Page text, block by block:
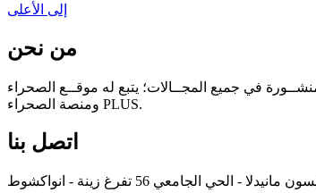
إلى الأعلى
من نحن
في جميع المجــالات؛ يتبع له موقــع الصحراء
ومنصة الصحراء PLUS.
اتصل بنا